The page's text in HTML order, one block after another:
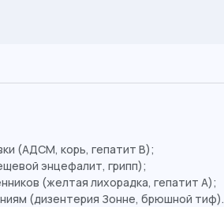
(АДСМ, корь, гепатит В);
энцефалит, грипп);
(желтая лихорадка, гепатит А);
(дизентерия Зонне, брюшной тиф).